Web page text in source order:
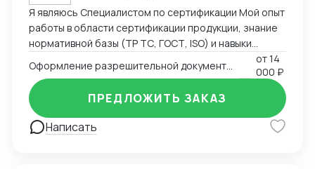
Я являюсь Специалистом по сертификации Мой опыт
работы в области сертификации продукции, знание
нормативной базы (ТР ТС, ГОСТ, ISO) и навыки
позволяют мне эффективно решать задачи по
подтверждению соответствия продукции
установленным требованиям. Оформляю
техническую документацию и консультирую по
вопросам
от14
000 ₽
Написать
ПРЕДЛОЖИТЬ ЗАКАЗ